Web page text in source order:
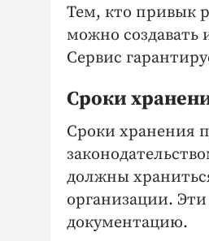
Тем, кто привык
можно создавать
Сервис
Сроки
Сроки хранения
должны
организации.
документацию.